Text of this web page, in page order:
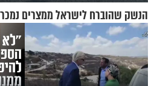
הנשק שהוברח לישראל ממצרים